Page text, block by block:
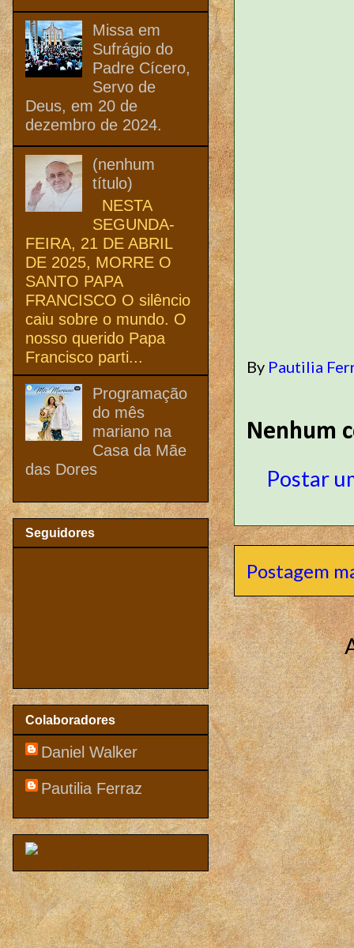
By Pautilia
Nenhum
Postar
Postagem
Missa em
Sufrágio do
Padre Cícero,
Servo de
Deus, em 20 de
dezembro de 2024.
(nenhum
título)
NESTA
SEGUNDA-
FEIRA, 21 DE ABRIL
DE 2025, MORRE O
SANTO PAPA
FRANCISCO O silêncio
caiu sobre o mundo. O
nosso querido Papa
Francisco parti...
Programação
do mês
mariano na
Casa da Mãe
das Dores
Seguidores
Colaboradores
Daniel Walker
Pautilia Ferraz